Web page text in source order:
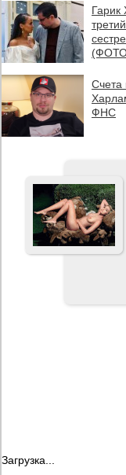
Гарик
Счета
ФНС
Загрузка...